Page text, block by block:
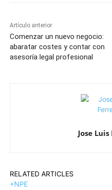
Artículo anterior
Comenzar un nuevo negocio:
abaratar costes y contar con
asesoría legal profesional
Jose
RELATED ARTICLES
+NPE